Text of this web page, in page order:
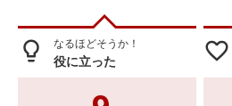
lightbulb_outline なるほどそうか！
役に立った favorite_border